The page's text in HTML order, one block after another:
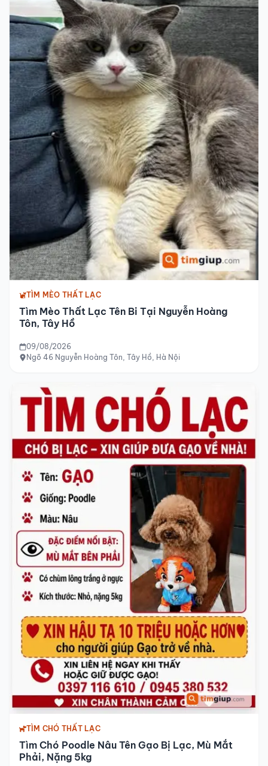
TÌM MÈO THẤT LẠC
Tìm Mèo Thất Lạc Tên Bi Tại Nguyễn Hoàng
Tôn, Tây Hồ
09/08/2026
Ngõ 46 Nguyễn Hoàng Tôn, Tây Hồ, Hà Nội
TÌM CHÓ THẤT LẠC
Tìm Chó Poodle Nâu Tên Gạo Bị Lạc, Mù Mắt
Phải, Nặng 5kg